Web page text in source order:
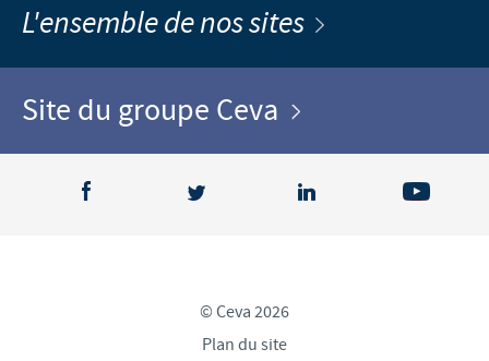
L'ensemble de nos sites
Site du groupe Ceva
© Ceva 2026
Plan du site